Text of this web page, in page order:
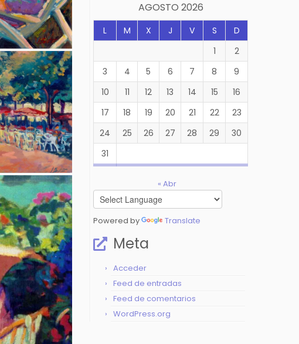
AGOSTO 2026
L M X J V S
D
1
2
3
4 5 6 7 8
9
10
11 12 13 14 15
16
17
18 19 20 21 22
23
24
25 26 27 28 29
30
31
« Abr
Powered by Translate
Meta
Acceder
Feed de entradas
Feed de comentarios
WordPress.org